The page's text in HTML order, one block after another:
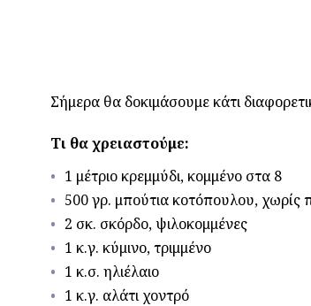
Σήμερα θα δοκιμάσουμε κάτι
Τι θα χρειαστούμε:
1 μέτριο κρεμμύδι, κομμένο στα 8
500 γρ. μπούτια κοτόπουλου, χωρίς
2 σκ. σκόρδο, ψιλοκομμένες
1 κ.γ. κύμινο, τριμμένο
1 κ.σ. ηλιέλαιο
1 κ.γ. αλάτι χοντρό